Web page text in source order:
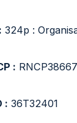
324p :
: RNCP38667
: 36T32401